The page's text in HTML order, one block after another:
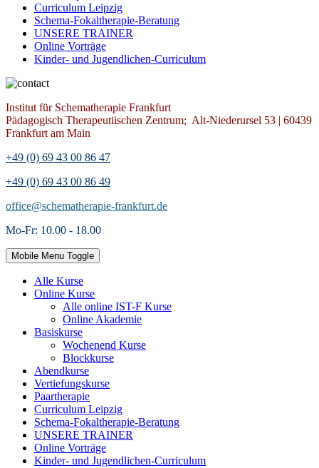
Curriculum Leipzig
Schema-Fokaltherapie-Beratung
UNSERE TRAINER
Online Vorträge
Kinder- und Jugendlichen-Curriculum
Institut für Schematherapie Frankfurt
Pädagogisch Therapeutiischen Zentrum; Alt-Niederursel 53 | 60439
Frankfurt am Main
+49 (0) 69 43 00 86 47
+49 (0) 69 43 00 86 49
office@schematherapie-frankfurt.de
Mo-Fr: 10.00 - 18.00
Mobile Menu Toggle
Alle Kurse
Online Kurse
Alle online IST-F Kurse
Online Akademie
Basiskurse
Wochenend Kurse
Blockkurse
Abendkurse
Vertiefungskurse
Paartherapie
Curriculum Leipzig
Schema-Fokaltherapie-Beratung
UNSERE TRAINER
Online Vorträge
Kinder- und Jugendlichen-Curriculum